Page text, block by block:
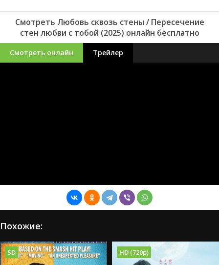
Смотреть Любовь сквозь стены / Пересечение
стен любви с тобой (2025) онлайн бесплатно
Смотреть онлайн Трейлер
Похожие:
SD HD (720p)